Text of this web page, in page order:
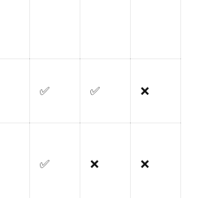
✅ ✅ ❌
✅ ❌ ❌